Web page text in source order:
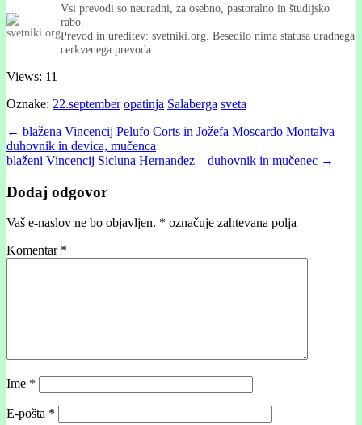
Vsi prevodi so neuradni, za osebno, pastoralno in študijsko
rabo.
Prevod in ureditev: svetniki.org. Besedilo nima statusa uradnega
cerkvenega prevoda.
Views: 11
Oznake: 22.september opatinja Salaberga sveta
Post
navigation
← blažena Vincencij Pelufo Corts in Jožefa Moscardo Montalva –
duhovnik in devica, mučenca
blaženi Vincencij Sicluna Hernandez – duhovnik in mučenec →
Dodaj odgovor
Vaš e-naslov ne bo objavljen. * označuje zahtevana polja
Komentar *
Ime *
E-pošta *